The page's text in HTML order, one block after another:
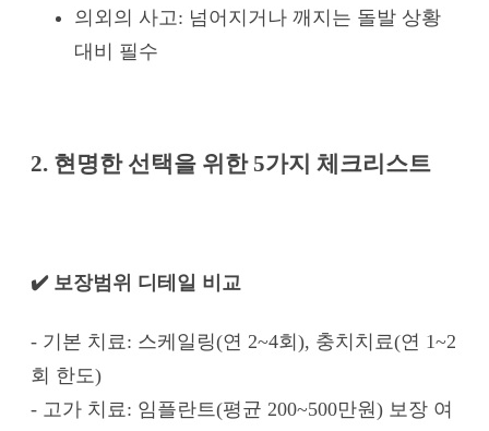
의외의 사고: 넘어지거나 깨지는 돌발 상황
대비 필수
2. 현명한 선택을 위한 5가지 체크리스트
✔️ 보장범위 디테일 비교
- 기본 치료: 스케일링(연 2~4회), 충치치료(연 1~2
회 한도)
- 고가 치료: 임플란트(평균 200~500만원) 보장 여